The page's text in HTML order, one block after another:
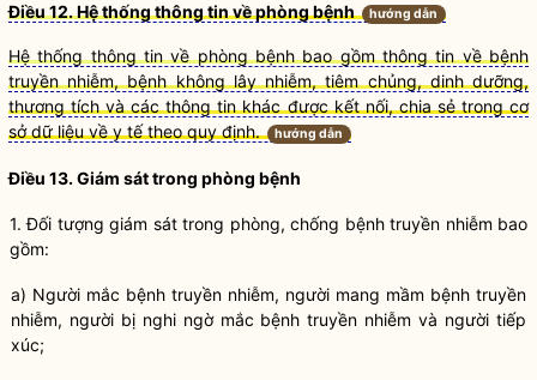
Điều 12. Hệ thống thông tin về phòng bệnh hướng dẫn
Hệ thống thông tin về phòng bệnh bao gồm thông tin về bệnh
truyền nhiễm, bệnh không lây nhiễm, tiêm chủng, dinh dưỡng,
thương tích và các thông tin khác được kết nối, chia sẻ trong cơ
sở dữ liệu về y tế theo quy định.
hướng dẫn
Điều 13.Giám sát trong phòng bệnh
1. Đối tượng giám sát trong phòng, chống bệnh truyền nhiễm bao
gồm:
a) Người mắc bệnh truyền nhiễm, người mang mầm bệnh truyền
nhiễm, người bị nghi ngờ mắc bệnh truyền nhiễm và người tiếp
xúc;